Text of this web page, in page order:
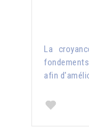
La
afin